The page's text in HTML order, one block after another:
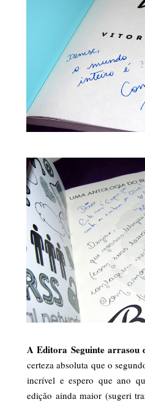
A Editora Seguinte arrasou
certeza absoluta que o
incrível e espero que ano
edição ainda maior (sugeri